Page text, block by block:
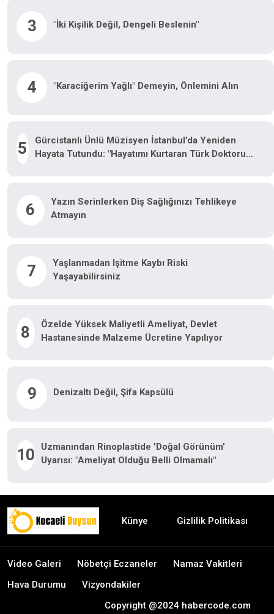
3 "İki Kişilik Değil, Dengeli Beslenin"
4 "Karaciğerim Yağlı" Demeyin, Önlemini Alın
5
Gürcistanlı Ünlü Müzisyen İstanbul’da Yeniden
Hayata Tutundu: "Hayatımı Kurtaran Türk Doktorum
6
Yazın Serinlerken Diş Sağlığınızı Tehlikeye
Atmayın
7
Yaşlanmadan Işitme Kaybı Riski
Yaşayabilirsiniz
8
Özelde Yüksek Maliyetli Ameliyat, Devlet
Hastanesinde Malzeme Ücretine Yapılıyor
9 Denizaltı Değil, Şifa Kapsülü
10
Uzmanından Rinoplastide ’doğal Görünüm’
Uyarısı: "Ameliyat Olduğu Belli Olmamalı"
Künye Gizlilik Politikası
Video Galeri Nöbetçi Eczaneler
Namaz Vakitleri
Hava Durumu
Vizyondakiler
Copyright @2024 habercode.com